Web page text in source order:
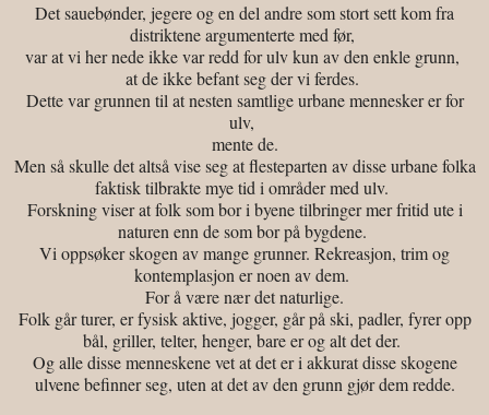
Det sauebønder, jegere og en del andre som stort sett kom fra
distriktene argumenterte med før,
var at vi her nede ikke var redd for ulv kun av den enkle grunn,
at de ikke befant seg der vi ferdes.
Dette var grunnen til at nesten samtlige urbane mennesker er for
ulv,
mente de.
Men så skulle det altså vise seg at flesteparten av disse urbane folka
faktisk tilbrakte mye tid i områder med ulv.
Forskning viser at folk som bor i byene tilbringer mer fritid ute i
naturen enn de som bor på bygdene.
Vi oppsøker skogen av mange grunner. Rekreasjon, trim og
kontemplasjon er noen av dem.
For å være nær det naturlige.
Folk går turer, er fysisk aktive, jogger, går på ski, padler, fyrer opp
bål, griller, telter, henger, bare er og alt det der.
Og alle disse menneskene vet at det er i akkurat disse skogene
ulvene befinner seg, uten at det av den grunn gjør dem redde.